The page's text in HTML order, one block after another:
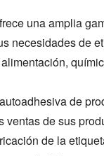
una amplia
necesidades de
de
ventas de sus
de la